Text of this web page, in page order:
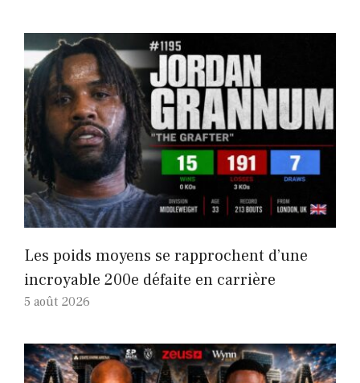
Les poids moyens se rapprochent d’une
incroyable 200e défaite en carrière
5 août 2026